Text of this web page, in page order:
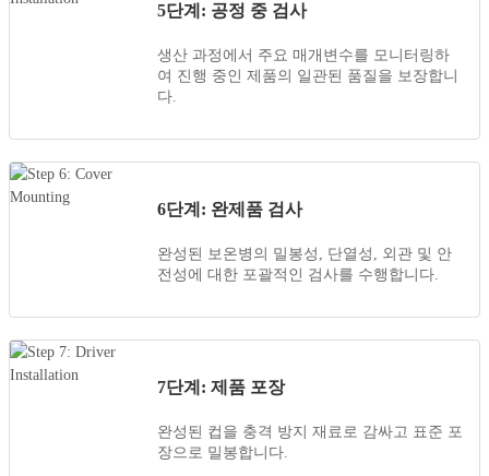
5단계: 공정 중 검사
생산 과정에서 주요 매개변수를 모니터링하
여 진행 중인 제품의 일관된 품질을 보장합니
다.
6단계: 완제품 검사
완성된 보온병의 밀봉성, 단열성, 외관 및 안
전성에 대한 포괄적인 검사를 수행합니다.
7단계: 제품 포장
완성된 컵을 충격 방지 재료로 감싸고 표준 포
장으로 밀봉합니다.